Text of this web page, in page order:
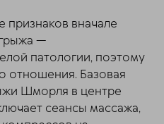
признаков вначале
—
патологии, поэтому
отношения. Базовая
Шморля в центре
сеансы массажа,